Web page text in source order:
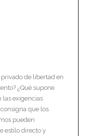
privado de libertad en
¿Qué supone
las exigencias
que los
pueden
estilo directo y